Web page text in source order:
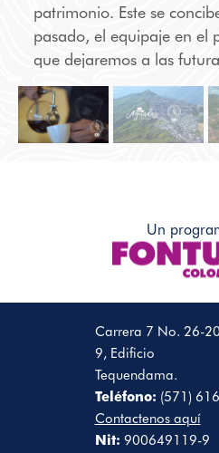
patrimonio. Este se
pasado, el equipaje en el
que dejaremos a las
que ellas puedan
disfrutar de él. Conoce la
Patrimonio que Colombia
Un
Carrera 7 No. 26-
9, Edificio
Tequendama.
Teléfono: (571)
Contactenos aquí
Nit: 900649119-9